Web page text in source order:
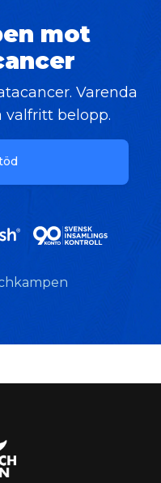
mot
Varenda
valfritt belopp.